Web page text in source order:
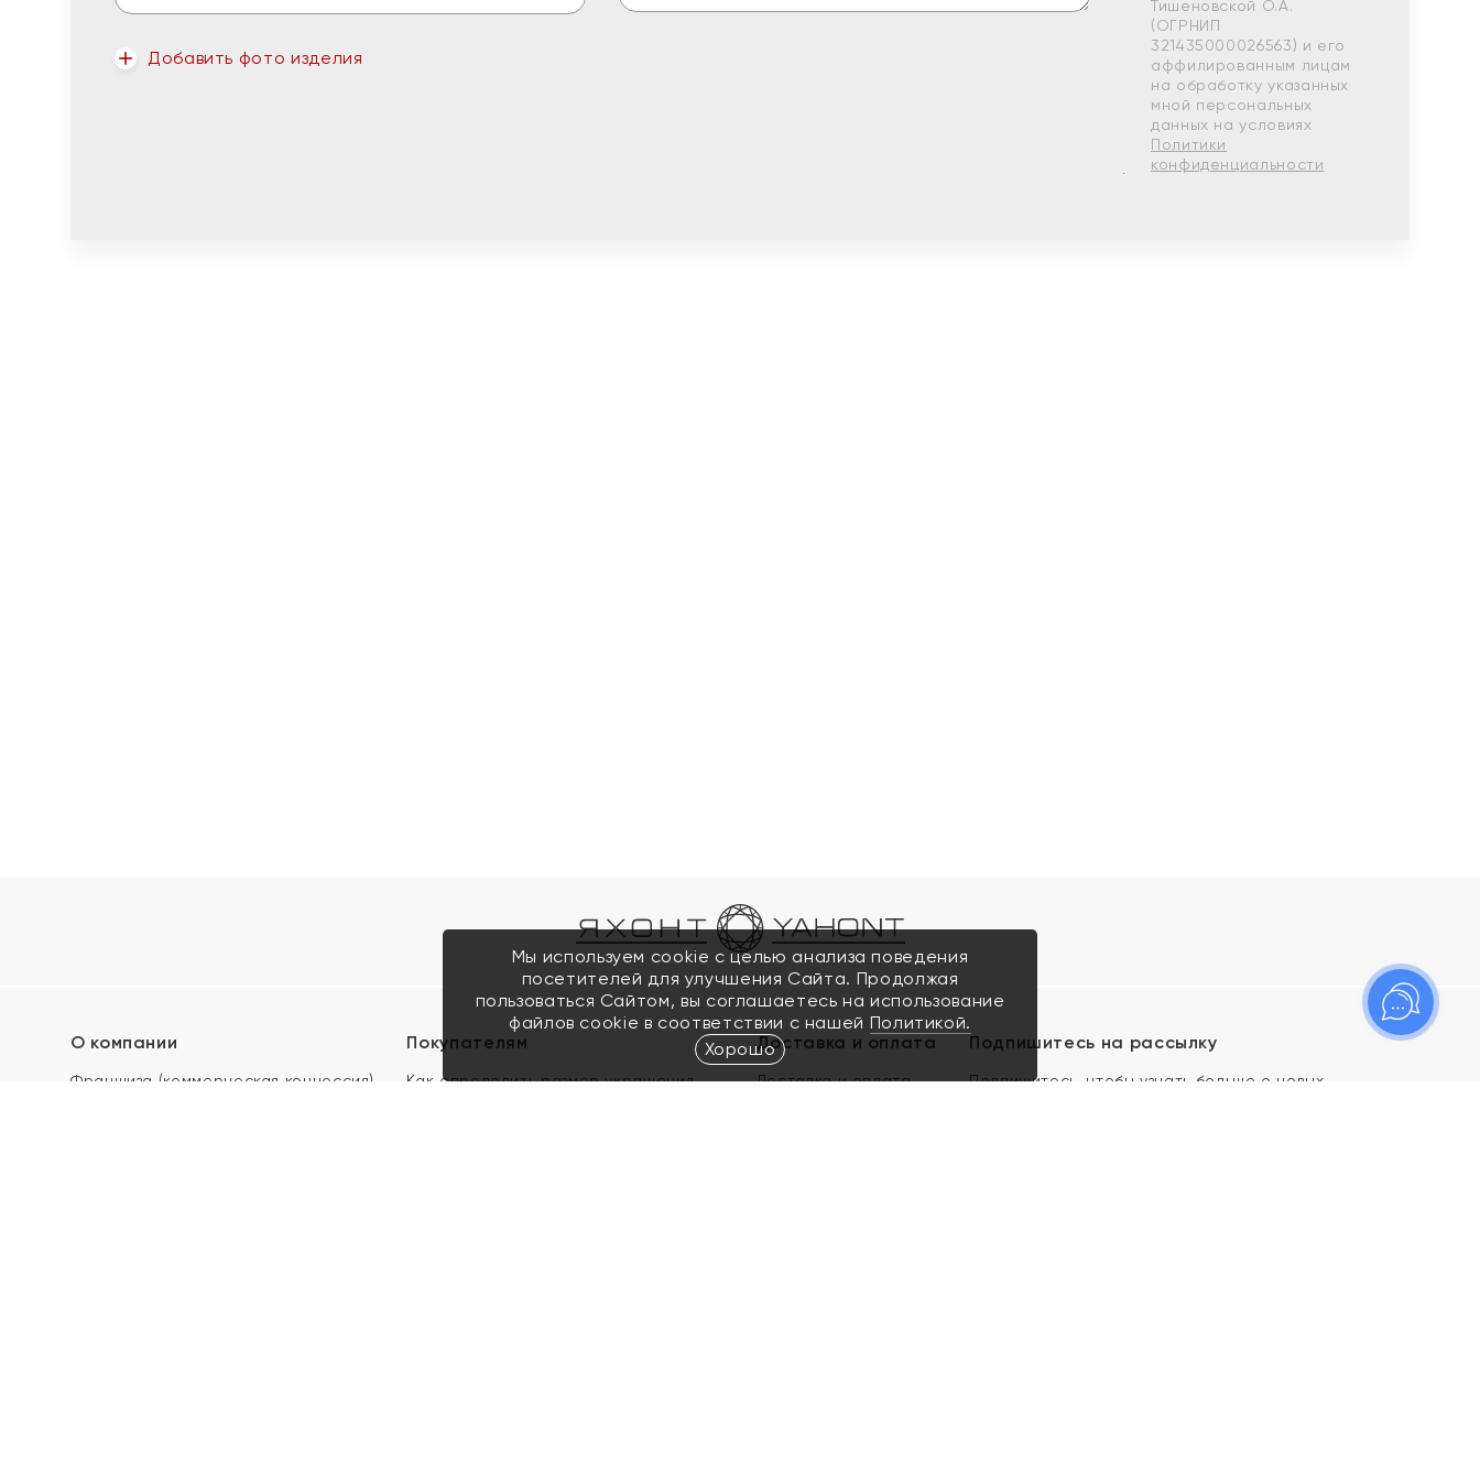
Добавить фото изделия
Тишеновской О.А.
(ОГРНИП
321435000026563) и его
аффилированным лицам
на обработку указанных
мной персональных
данных на условиях
Политики
конфиденциальности
О компании
Франшиза (коммерческая концессия)
Покупателям
Как определить размер украшения
Доставка и оплата
Доставка и оплата
Подпишитесь на рассылку
Подпишитесь, чтобы узнать больше о новых
Мы используем cookie с целью анализа поведения
посетителей для улучшения Сайта. Продолжая
пользоваться Сайтом, вы соглашаетесь на использование
файлов cookie в соответствии с нашей Политикой.
Хорошо